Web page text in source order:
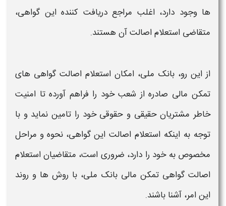
ها وجود دارد، اغلب مراجع دریافت کننده این گواهی،
متقاضی استعلام اصالتآن هستند.
از این رو، بانک ملی، امکان استعلام اصالت گواهی های
تمکن مالی صادره از شعب خود را فراهم آورده تا امنیت
خاطر مشتریان حقیقی و حقوقی خود را تامین نماید و با
توجه به اینکه استعلام اصالت این گواهی، نحوه و مراحل
مخصوص به خود را دارد، ضروری است، متقاضیاناستعلام
اصالت گواهی تمکن مالی بانک ملی، با روش ها و روند
این امر، آشنا باشند.